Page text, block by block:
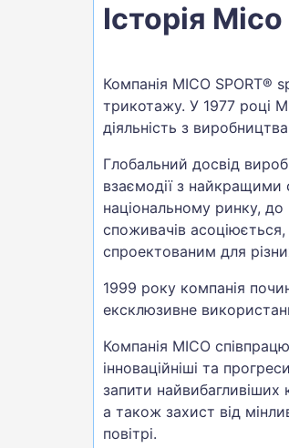
Історія Mico
Компанія MICO SPORT®
трикотажу. У 1977 році
діяльність з
Глобальний досвід
взаємодії з найкращими
національному ринку,
споживачів
спроектованим для
1999 року компанія
ексклюзивне
Компанія MICO
інноваційніші та
запити
а також захист від
повітрі.